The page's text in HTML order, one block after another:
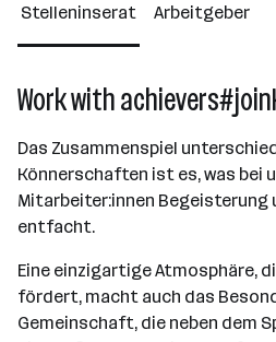
Linz
Stelleninserat Arbeitgeber
Work with
Das Zusammenspiel
Könnerschaften ist es, was bei
Mitarbeiter:innen
entfacht.
Eine einzigartige Atmosphäre,
fördert, macht auch das
Gemeinschaft, die neben dem